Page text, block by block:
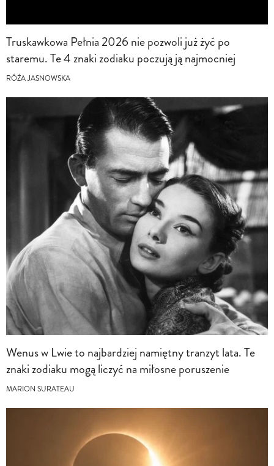
Truskawkowa Pełnia 2026 nie pozwoli już żyć po
staremu. Te 4 znaki zodiaku poczują ją najmocniej
RÓŻA JASNOWSKA
Wenus w Lwie to najbardziej namiętny tranzyt lata. Te
znaki zodiaku mogą liczyć na miłosne poruszenie
MARION SURATEAU